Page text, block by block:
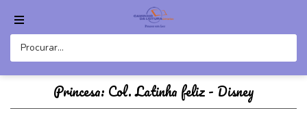
Princesa: Col. Latinha feliz - Disney